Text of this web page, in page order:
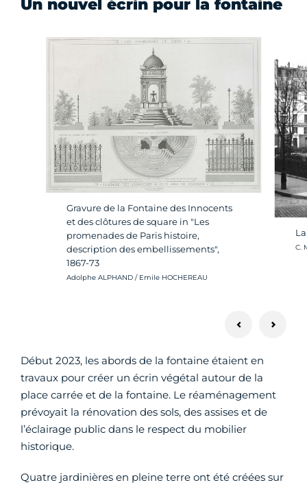
Un nouvel écrin pour la fontaine
Gravure de la Fontaine des Innocents
et des clôtures de square in "Les
promenades de Paris histoire,
description des embellissements",
1867-73
Crédit photo :
Adolphe ALPHAND / Emile HOCHEREAU
C.
Début 2023, les abords de la fontaine étaient en
travaux pour créer un écrin végétal autour de la
place carrée et de la fontaine. Le réaménagement
prévoyait la rénovation des sols, des assises et de
l’éclairage public dans le respect du mobilier
historique.
Quatre jardinières en pleine terre ont été créées sur